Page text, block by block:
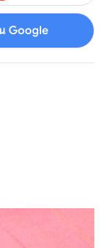
Google